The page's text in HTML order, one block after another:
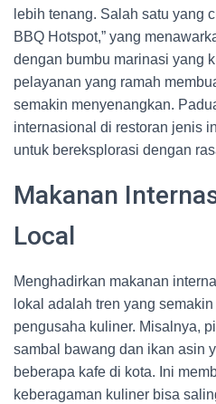
lebih tenang. Salah satu yang
BBQ Hotspot,” yang
dengan bumbu marinasi yang
pelayanan yang ramah
semakin menyenangkan.
internasional di restoran jenis
untuk bereksplorasi dengan
Makanan
Local
Menghadirkan makanan
lokal adalah tren yang
pengusaha kuliner. Misalnya,
sambal bawang dan ikan asin
beberapa kafe di kota. Ini
keberagaman kuliner bisa